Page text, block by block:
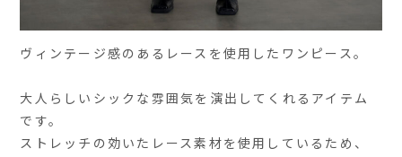
ヴィンテージ感のあるレースを使用したワンピース。
大人らしいシックな雰囲気を演出してくれるアイテム
です。
ストレッチの効いたレース素材を使用しているため、